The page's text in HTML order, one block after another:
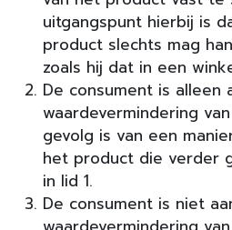
uitgangspunt hierbij is
product slechts mag
zoals hij dat in een
De consument is alleen
waardevermindering
gevolg is van een
het product die verder
in lid 1.
De consument is niet